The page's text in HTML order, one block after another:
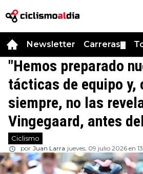
Newsletter Carreras
"Hemos preparado
tácticas de equipo y,
siempre, no las
Vingegaard, antes
Ciclismo
por Juan Larra jueves, 09 julio 2026 en